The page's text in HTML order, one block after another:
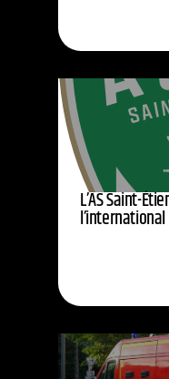
L’AS Saint-